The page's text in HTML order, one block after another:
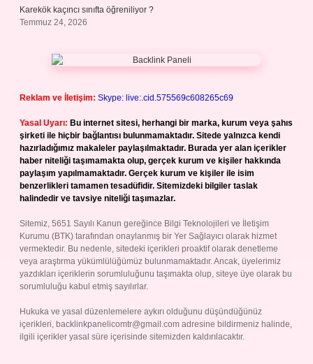
Karekök kaçıncı sınıfta öğreniliyor ?
Temmuz 24, 2026
Reklam ve İletişim: Skype: live:.cid.575569c608265c69
Yasal Uyarı: Bu internet sitesi, herhangi bir marka, kurum veya şahıs
şirketi ile hiçbir bağlantısı bulunmamaktadır. Sitede yalnızca kendi
hazırladığımız makaleler paylaşılmaktadır. Burada yer alan içerikler
haber niteliği taşımamakta olup, gerçek kurum ve kişiler hakkında
paylaşım yapılmamaktadır. Gerçek kurum ve kişiler ile isim
benzerlikleri tamamen tesadüfidir. Sitemizdeki bilgiler taslak
halindedir ve tavsiye niteliği taşımazlar.
Sitemiz, 5651 Sayılı Kanun gereğince Bilgi Teknolojileri ve İletişim
Kurumu (BTK) tarafından onaylanmış bir Yer Sağlayıcı olarak hizmet
vermektedir. Bu nedenle, sitedeki içerikleri proaktif olarak denetleme
veya araştırma yükümlülüğümüz bulunmamaktadır. Ancak, üyelerimiz
yazdıkları içeriklerin sorumluluğunu taşımakta olup, siteye üye olarak bu
sorumluluğu kabul etmiş sayılırlar.
Hukuka ve yasal düzenlemelere aykırı olduğunu düşündüğünüz
içerikleri, backlinkpanelicomtr@gmail.com adresine bildirmeniz halinde,
ilgili içerikler yasal süre içerisinde sitemizden kaldırılacaktır.